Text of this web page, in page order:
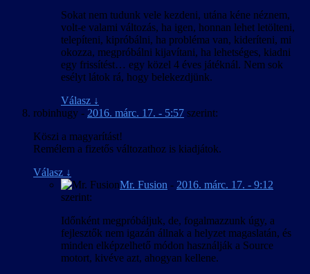
Sokat nem tudunk vele kezdeni, utána kéne néznem,
volt-e valami változás, ha igen, honnan lehet letölteni,
telepíteni, kipróbálni, ha probléma van, kideríteni, mi
okozza, megpróbálni kijavítani, ha lehetséges, kiadni
egy frissítést… egy közel 4 éves játéknál. Nem sok
esélyt látok rá, hogy belekezdjünk.
Válasz ↓
robinhugy - 2016. márc. 17. - 5:57 szerint:
Köszi a magyarítást!
Remélem a fizetős változathoz is kiadjátok.
Válasz ↓
Mr. Fusion - 2016. márc. 17. - 9:12
szerint:
Időnként megpróbáljuk, de, fogalmazzunk úgy, a
fejlesztők nem igazán állnak a helyzet magaslatán, és
minden elképzelhető módon használják a Source
motort, kivéve azt, ahogyan kellene.